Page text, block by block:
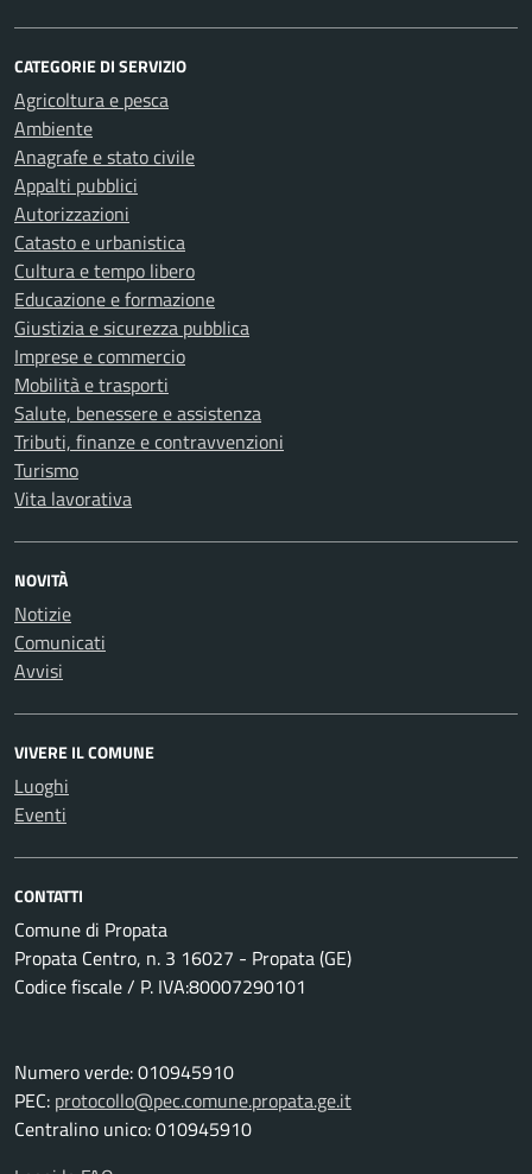
CATEGORIE DI SERVIZIO
Agricoltura e pesca
Ambiente
Anagrafe e stato civile
Appalti pubblici
Autorizzazioni
Catasto e urbanistica
Cultura e tempo libero
Educazione e formazione
Giustizia e sicurezza pubblica
Imprese e commercio
Mobilità e trasporti
Salute, benessere e assistenza
Tributi, finanze e contravvenzioni
Turismo
Vita lavorativa
NOVITÀ
Notizie
Comunicati
Avvisi
VIVERE IL COMUNE
Luoghi
Eventi
CONTATTI
Comune di Propata
Propata Centro, n. 3 16027 - Propata (GE)
Codice fiscale / P. IVA:80007290101
Numero verde: 010945910
PEC: protocollo@pec.comune.propata.ge.it
Centralino unico: 010945910